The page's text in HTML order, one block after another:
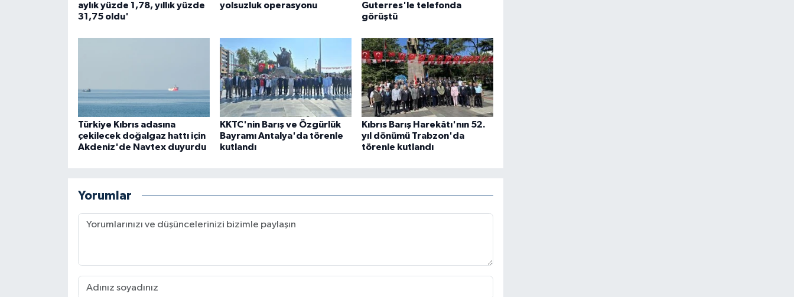
aylık yüzde 1,78, yıllık yüzde
31,75 oldu'
yolsuzluk operasyonu
Guterres'le telefonda
görüştü
Türkiye Kıbrıs adasına
çekilecek doğalgaz hattı için
Akdeniz'de Navtex duyurdu
KKTC'nin Barış ve Özgürlük
Bayramı Antalya'da törenle
kutlandı
Kıbrıs Barış Harekâtı'nın 52.
yıl dönümü Trabzon'da
törenle kutlandı
Yorumlar